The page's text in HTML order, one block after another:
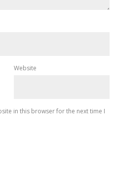
Website
in this browser for the next time I